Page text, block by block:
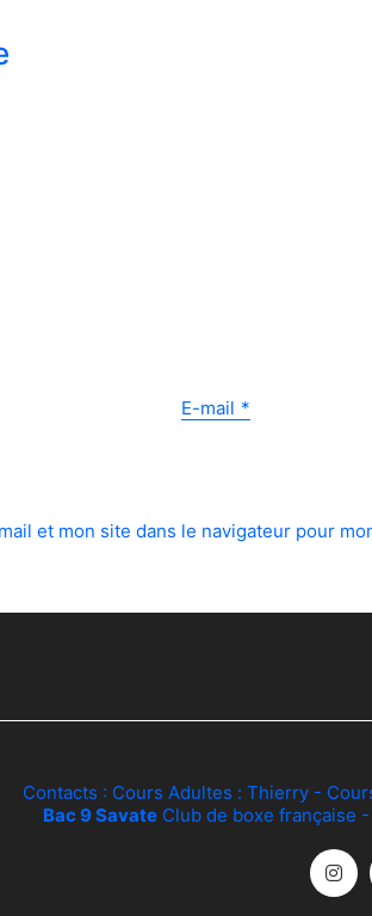
E-mail *
et mon site dans le navigateur pour
Contacts : Cours Adultes : Thierry -
Bac 9 SavateClub de boxe française